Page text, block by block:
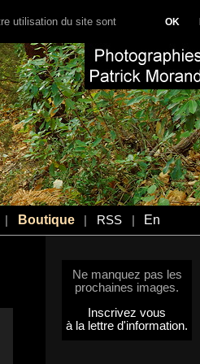
Boutique RSS En
Ne manquez pas les
prochaines images.
Inscrivez vous
à la lettre d'information.
utilisation du site sont OK